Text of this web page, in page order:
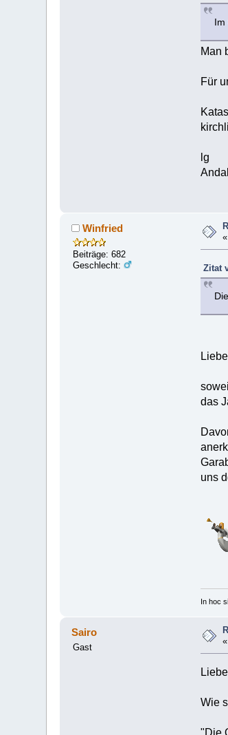
Im
Man
Für
lg
Andal
Winfried
Beiträge: 682
Geschlecht:
Zitat
das
uns
In hoc
Sairo
Gast
Wie